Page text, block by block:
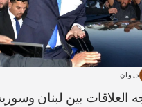
ديوان
العلاقات بين لبنان